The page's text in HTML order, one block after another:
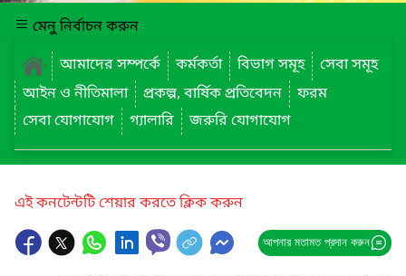
মেনু নির্বাচন করুন
আমাদের সম্পর্কে
কর্মকর্তা বিভাগ সমূহ
সেবা সমূহ
আইন ও নীতিমালা
প্রকল্প, বার্ষিক প্রতিবেদন
ফরম
সেবা যোগাযোগ
গ্যালারি জরুরি যোগাযোগ
এই কনটেন্টটি শেয়ার করতে ক্লিক করুন
আপনার মতামত প্রদান করুন